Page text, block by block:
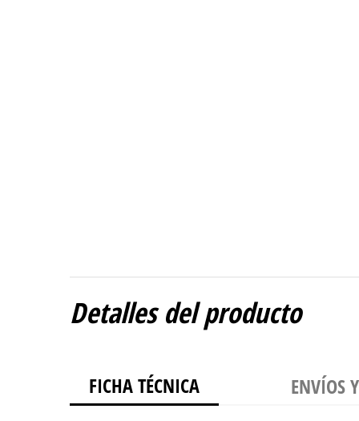
Detalles del producto
FICHA TÉCNICA ENVÍOS